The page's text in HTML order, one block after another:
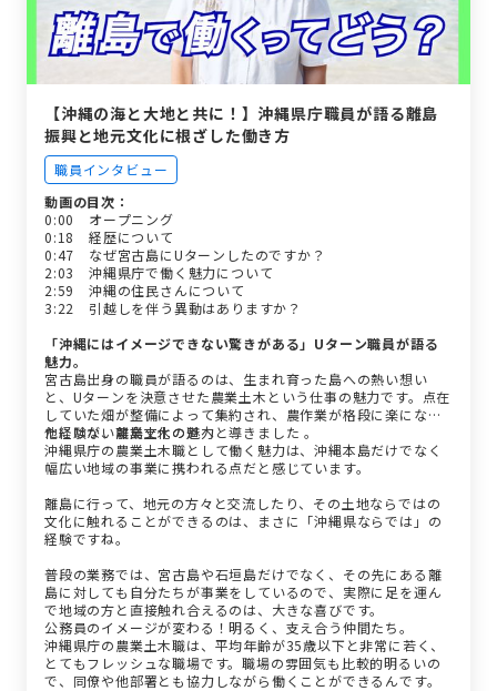
【沖縄の海と大地と共に！】沖縄県庁職員が語る離島
振興と地元文化に根ざした働き方
職員インタビュー
動画の目次：
0:00 オープニング
0:18 経歴について
0:47 なぜ宮古島にUターンしたのですか？
2:03 沖縄県庁で働く魅力について
2:59 沖縄の住民さんについて
3:22 引越しを伴う異動はありますか？
「沖縄にはイメージできない驚きがある」Uターン職員が語る
魅力。
宮古島出身の職員が語るのは、生まれ育った島への熱い想い
と、Uターンを決意させた農業土木という仕事の魅力です。点在
していた畑が整備によって集約され、農作業が格段に楽になっ
た経験が、農業土木の道へと導きました 。
他にはない離島文化の魅力
沖縄県庁の農業土木職として働く魅力は、沖縄本島だけでなく
幅広い地域の事業に携われる点だと感じています。
離島に行って、地元の方々と交流したり、その土地ならではの
文化に触れることができるのは、まさに「沖縄県ならでは」の
経験ですね。
普段の業務では、宮古島や石垣島だけでなく、その先にある離
島に対しても自分たちが事業をしているので、実際に足を運ん
で地域の方と直接触れ合えるのは、大きな喜びです。
公務員のイメージが変わる！明るく、支え合う仲間たち。
沖縄県庁の農業土木職は、平均年齢が35歳以下と非常に若く、
とてもフレッシュな職場です。職場の雰囲気も比較的明るいの
で、同僚や他部署とも協力しながら働くことができるんです。